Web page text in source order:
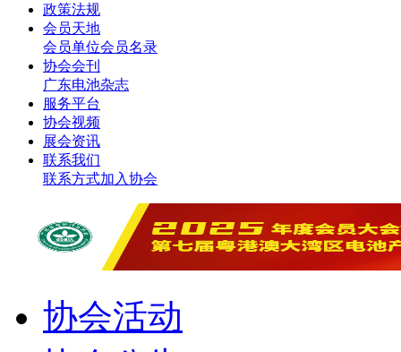
政策法规
会员天地
会员单位会员名录
协会会刊
广东电池杂志
服务平台
协会视频
展会资讯
联系我们
联系方式加入协会
协会活动